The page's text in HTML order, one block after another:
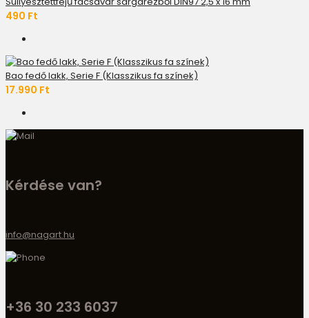
490 Ft
Bao fedő lakk, Serie F (Klasszikus fa színek)
17.990 Ft
Kérdése van?
info@nagart.hu
+36 30 233 6037